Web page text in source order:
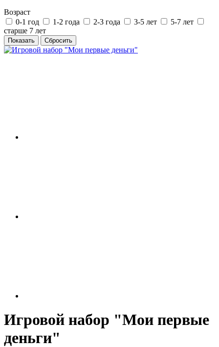
Возраст
0-1 год
1-2 года 2-3 года 3-5 лет
5-7 лет
старше 7 лет
Игровой набор "Мои первые
деньги"